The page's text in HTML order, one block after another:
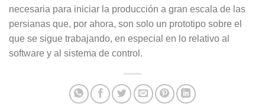
necesaria para iniciar la producción a gran escala de las
persianas que, por ahora, son solo un prototipo sobre el
que se sigue trabajando, en especial en lo relativo al
software y al sistema de control.